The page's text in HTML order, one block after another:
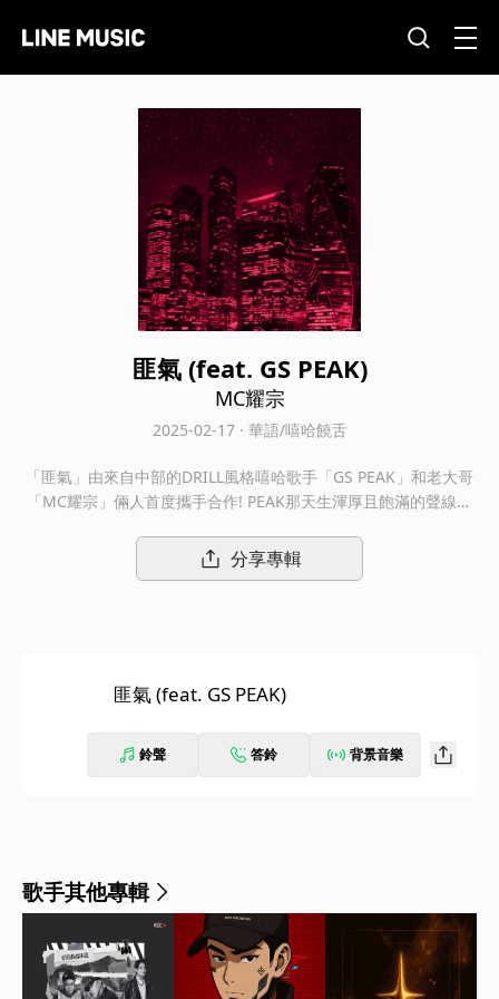
匪氣 (feat. GS PEAK)
MC耀宗
2025-02-17 · 華語/嘻哈饒舌
「匪氣」由來自中部的DRILL風格嘻哈歌手「GS PEAK」和老大哥
「MC耀宗」倆人首度攜手合作! PEAK那天生渾厚且飽滿的聲線，
唱完美貼合編曲突如其來的變奏，用南北二路的不同風格完美融合
在這首鑽頭嘻哈曲風中。
分享專輯
匪氣 (feat. GS PEAK)
鈴聲 答鈴 背景音樂
歌手其他專輯